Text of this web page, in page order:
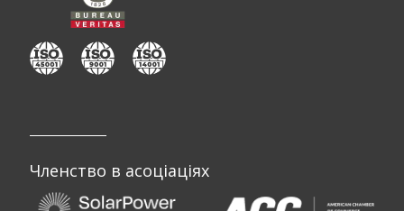
Членство в асоціаціях